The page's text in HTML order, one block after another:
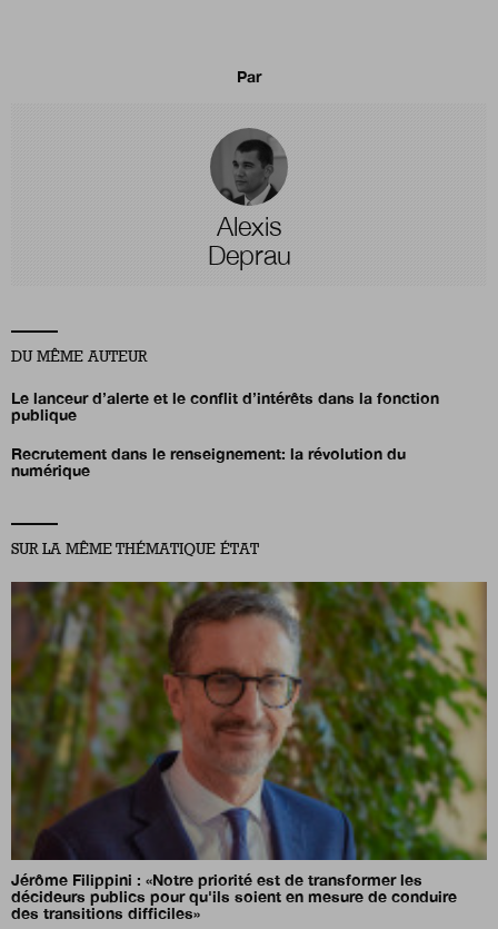
Par
Alexis
Deprau
DU MÊME AUTEUR
Le lanceur d’alerte et le conflit d’intérêts dans la fonction
publique
Recrutement dans le renseignement: la révolution du
numérique
SUR LA MÊME THÉMATIQUE ÉTAT
Jérôme Filippini : «Notre priorité est de transformer les
décideurs publics pour qu'ils soient en mesure de conduire
des transitions difficiles»